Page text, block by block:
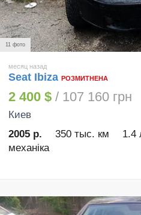
11 фото
месяц назад
Seat Ibiza РОЗМИТНЕНА
2 400 $ / 107 160 грн
Киев
2005 р.
350 тыс. км 1.4
механіка